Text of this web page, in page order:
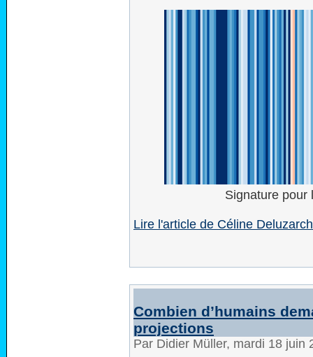
Signature pour
Lire l'article de Céline
Combien d’humains
projections
Par Didier Müller, mardi 18 juin